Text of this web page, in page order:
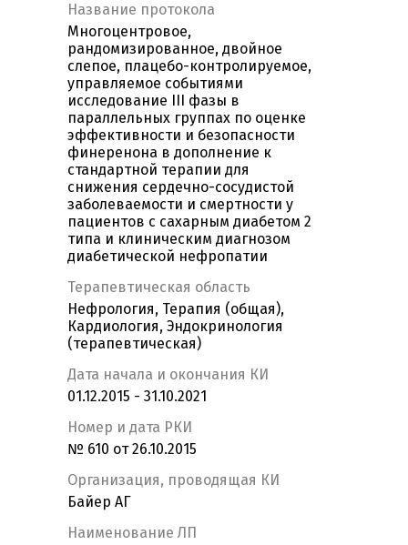
Название протокола
Многоцентровое,
рандомизированное, двойное
слепое, плацебо-контролируемое,
управляемое событиями
исследование III фазы в
параллельных группах по оценке
эффективности и безопасности
финеренона в дополнение к
стандартной терапии для
снижения сердечно-сосудистой
заболеваемости и смертности у
пациентов с сахарным диабетом 2
типа и клиническим диагнозом
диабетической нефропатии
Терапевтическая область
Нефрология, Терапия (общая),
Кардиология, Эндокринология
(терапевтическая)
Дата начала и окончания КИ
01.12.2015 - 31.10.2021
Номер и дата РКИ
№ 610 от 26.10.2015
Организация, проводящая КИ
Байер АГ
Наименование ЛП